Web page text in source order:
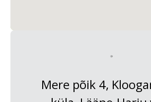
Mere põik 4,